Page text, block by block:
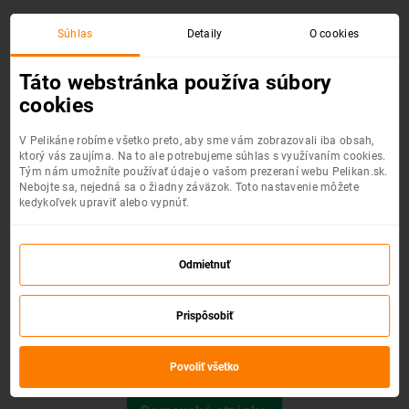
Chyba 404 :(
Požadovaná stránka nebola nájdená.
Súhlas Detaily O cookies
Táto webstránka používa súbory
cookies
V Pelikáne robíme všetko preto, aby sme vám zobrazovali iba obsah,
ktorý vás zaujíma. Na to ale potrebujeme súhlas s využívaním cookies.
Tým nám umožníte používať údaje o vašom prezeraní webu Pelikan.sk.
Nebojte sa, nejedná sa o žiadny záväzok. Toto nastavenie môžete
kedykoľvek upraviť alebo vypnúť.
Odmietnuť
Prispôsobiť
Povoliť všetko